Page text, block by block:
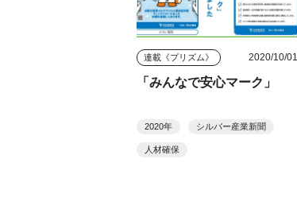
連載《プリズム》 2020/10/01
「みんなで安心マーク」
2020年 シルバー産業新聞
人材確保